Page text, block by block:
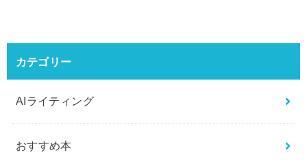
カテゴリー
AIライティング
おすすめ本